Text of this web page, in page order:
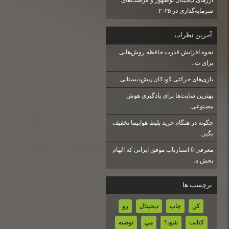
سرمایه‌گذاری در ۲۰۲۵
آخرين نظرات
نحوه افزایش قدرت حافظه روش‌هایی
برای ت..
بازی‌های حرکتی کودکان پیش‌دبستانی..
بهترین سایت‌ها برای یادگیری هوش
مصنوعی..
چگونه در هنگام خرید بلیط هواپیما تخفیف
بگیر..
معرفی 6 استارتاپ موفق ایرانی که الهام
بخش ه..
برچسب ها
كن چاپ ديجيتال رو
كتابت شود؟ مي توصيه